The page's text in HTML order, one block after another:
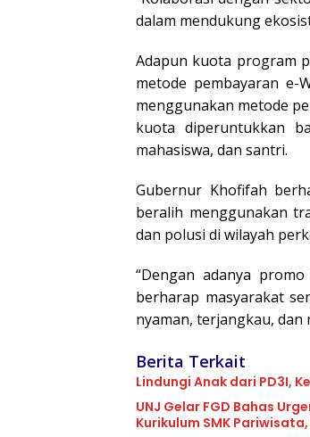
dalam mendukung
Adapun kuota program
metode pembayaran e-
menggunakan metode
kuota diperuntukkan
mahasiswa, dan santri.
Gubernur Khofifah
beralih menggunakan
dan polusi di wilayah
“Dengan adanya
berharap masyarakat
nyaman, terjangkau, dan
Berita Terkait
Lindungi Anak dari PD3I,
UNJ Gelar FGD Bahas
Kurikulum SMK